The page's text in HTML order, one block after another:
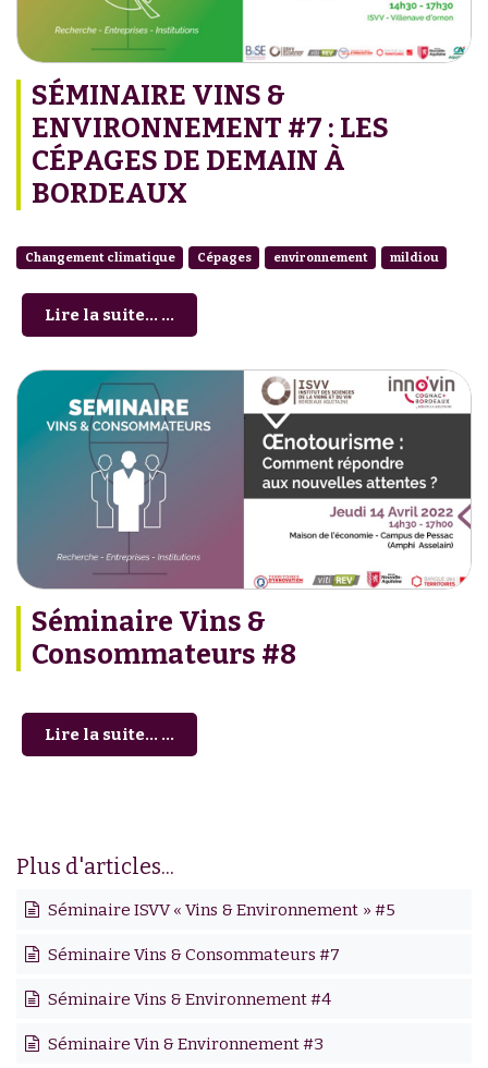
SÉMINAIRE VINS &
ENVIRONNEMENT #7 : LES
CÉPAGES DE DEMAIN À
BORDEAUX
Changement climatique Cépages environnement mildiou
Lire la suite... ...
Séminaire Vins &
Consommateurs #8
Lire la suite... ...
Plus d'articles...
Séminaire ISVV « Vins & Environnement » #5
Séminaire Vins & Consommateurs #7
Séminaire Vins & Environnement #4
Séminaire Vin & Environnement #3